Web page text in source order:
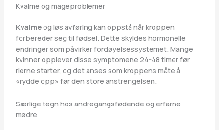
Kvalme og mageproblemer
Kvalmeog løs avføring kan oppstå når kroppen
forbereder seg til fødsel. Dette skyldes hormonelle
endringer som påvirker fordøyelsessystemet. Mange
kvinner opplever disse symptomene 24-48 timer før
rierne starter, og det anses som kroppens måte å
«rydde opp» før den store anstrengelsen.
Særlige tegn hos andregangsfødende og erfarne
mødre